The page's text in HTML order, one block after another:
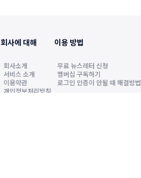
회사에 대해
회사소개
서비스 소개
이용약관
개인정보처리방침
이용 방법
무료 뉴스레터 신청
멤버십 구독하기
로그인 인증이 안될 때 해결방법